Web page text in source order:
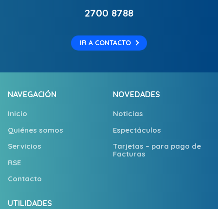
2700 8788
IR A CONTACTO
NAVEGACIÓN
Inicio
Quiénes somos
Servicios
RSE
Contacto
NOVEDADES
Noticias
Espectáculos
Tarjetas – para pago de
Facturas
UTILIDADES